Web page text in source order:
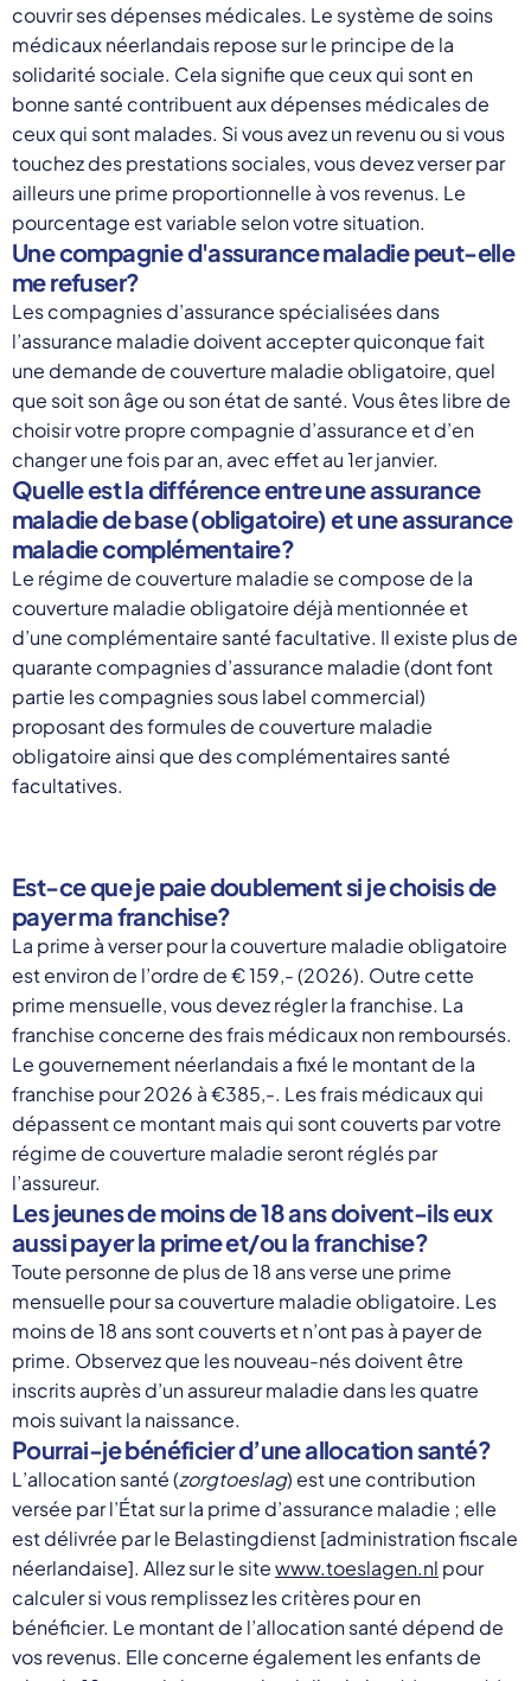
couvrir ses dépenses médicales. Le système de soins
médicaux néerlandais repose sur le principe de la
solidarité sociale. Cela signifie que ceux qui sont en
bonne santé contribuent aux dépenses médicales de
ceux qui sont malades. Si vous avez un revenu ou si vous
touchez des prestations sociales, vous devez verser par
ailleurs une prime proportionnelle à vos revenus. Le
pourcentage est variable selon votre situation.
Une compagnie d'assurance maladie peut-elle
me refuser?
Les compagnies d’assurance spécialisées dans
l’assurance maladie doivent accepter quiconque fait
une demande de couverture maladie obligatoire, quel
que soit son âge ou son état de santé. Vous êtes libre de
choisir votre propre compagnie d’assurance et d’en
changer une fois par an, avec effet au 1er janvier.
Quelle est la différence entre une assurance
maladie de base (obligatoire) et une assurance
maladie complémentaire?
Le régime de couverture maladie se compose de la
couverture maladie obligatoire déjà mentionnée et
d’une complémentaire santé facultative. Il existe plus de
quarante compagnies d’assurance maladie (dont font
partie les compagnies sous label commercial)
proposant des formules de couverture maladie
obligatoire ainsi que des complémentaires santé
facultatives.
Est-ce que je paie doublement si je choisis de
payer ma franchise?
La prime à verser pour la couverture maladie obligatoire
est environ de l’ordre de € 159,- (2026). Outre cette
prime mensuelle, vous devez régler la franchise. La
franchise concerne des frais médicaux non remboursés.
Le gouvernement néerlandais a fixé le montant de la
franchise pour 2026 à €385,-. Les frais médicaux qui
dépassent ce montant mais qui sont couverts par votre
régime de couverture maladie seront réglés par
l’assureur.
Les jeunes de moins de 18 ans doivent-ils eux
aussi payer la prime et/ou la franchise?
Toute personne de plus de 18 ans verse une prime
mensuelle pour sa couverture maladie obligatoire. Les
moins de 18 ans sont couverts et n’ont pas à payer de
prime. Observez que les nouveau-nés doivent être
inscrits auprès d’un assureur maladie dans les quatre
mois suivant la naissance.
Pourrai-je bénéficier d’une allocation santé?
L’allocation santé (zorgtoeslag) est une contribution
versée par l’État sur la prime d’assurance maladie ; elle
est délivrée par le Belastingdienst [administration fiscale
néerlandaise]. Allez sur le sitewww.toeslagen.nl pour
calculer si vous remplissez les critères pour en
bénéficier. Le montant de l’allocation santé dépend de
vos revenus. Elle concerne également les enfants de